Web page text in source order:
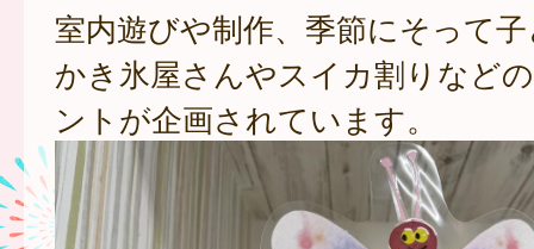
室内遊びや制作、季節にそって
かき氷屋さんやスイカ割りなど
ントが企画されています。